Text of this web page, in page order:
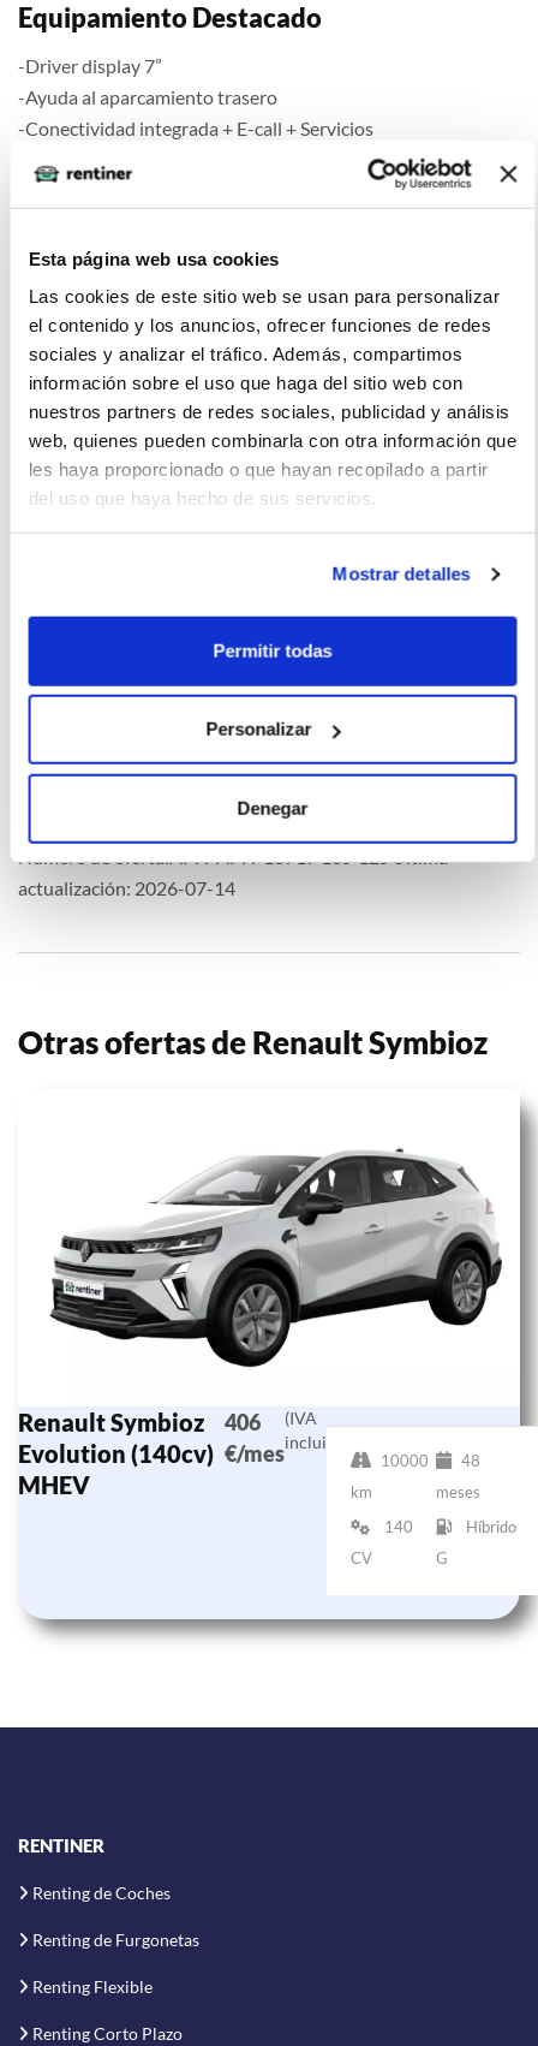
Esta página web usa cookies
Las cookies de este sitio web se usan para personalizar
el contenido y los anuncios, ofrecer funciones de redes
sociales y analizar el tráfico. Además, compartimos
información sobre el uso que haga del sitio web con
nuestros partners de redes sociales, publicidad y análisis
web, quienes pueden combinarla con otra información que
les haya proporcionado o que hayan recopilado a partir
del uso que haya hecho de sus servicios.
Mostrar detalles
Permitir todas
Personalizar
Denegar
Equipamiento Destacado
-Driver display 7”
-Ayuda al aparcamiento trasero
-Conectividad integrada + E-call + Servicios
Comfort
Seguridad
Multimedia
ofertado. Los datos y la información publicada ha sido
obtenida de la empresa ofertante del renting y tiene solo
efectos informativos no contractuales.
actualización: 2026-07-14
Otras ofertas de Renault Symbioz
Renault Symbioz
Evolution (140cv)
MHEV
406
€/mes
(IVA
incluido)
10000
km
48
meses
140
CV
Híbrido
G
RENTINER
Renting de Coches
Renting de Furgonetas
Renting Flexible
Renting Corto Plazo